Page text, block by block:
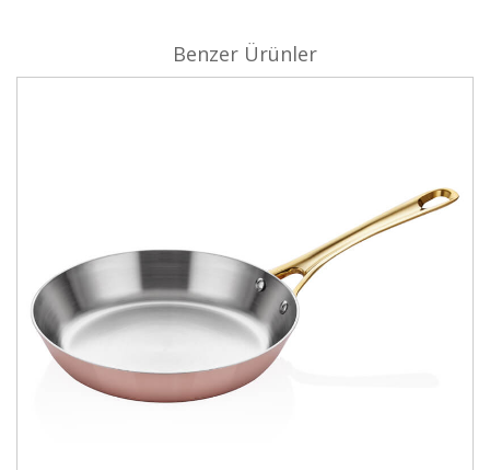
Benzer Ürünler